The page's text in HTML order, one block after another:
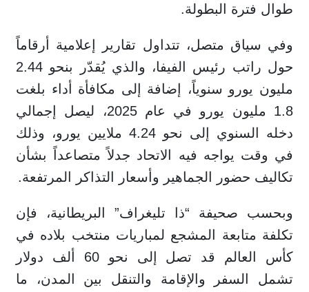
طوال فترة البطولة.
وفي سياق متصل، تتداول تقارير إعلامية أرقاماً
حول راتب رئيس الفيفا، والذي يُقدّر بنحو 2.44
مليون يورو سنوياً، إضافة إلى مكافأة أداء بلغت
1.8 مليون يورو في عام 2025، ليصل إجمالي
دخله السنوي إلى نحو 4.24 ملايين يورو، وذلك
في وقت يواجه فيه الاتحاد جدلاً متصاعداً بشأن
تكاليف حضور الجماهير وأسعار التذاكر المرتفعة.
وبحسب صحيفة “ذا تليغراف” البريطانية، فإن
تكلفة متابعة المشجع لمباريات منتخب بلاده في
كأس العالم قد تصل إلى نحو 60 ألف دولار
تشمل السفر والإقامة والتنقل بين المدن، ما